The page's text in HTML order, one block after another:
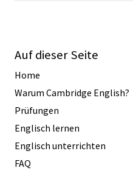
Auf dieser Seite
Home
Warum Cambridge English?
Prüfungen
Englisch lernen
Englisch unterrichten
FAQ